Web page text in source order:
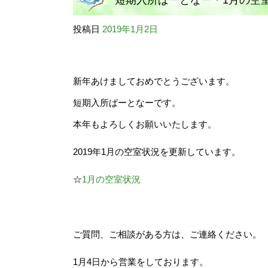
投稿日 2019年1月2日
新年あけましておめでとうございます。
短期入所ぱーとなーです。
本年もよろしくお願いいたします。
2019年1月の空室状況を更新しています。
☆1月の空室状況
ご質問、ご相談がある方は、ご連絡ください。
1月4日から営業をしております。